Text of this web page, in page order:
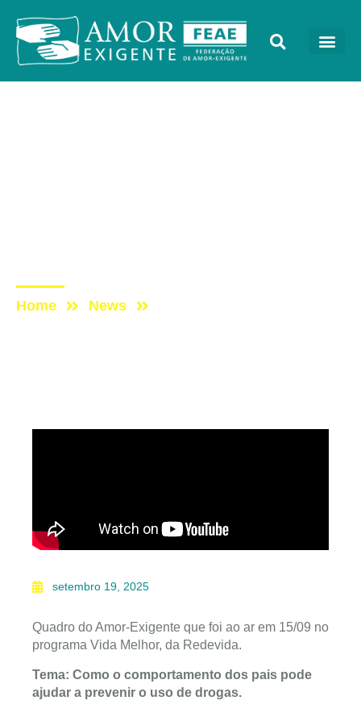
Home News
setembro 19, 2025
Quadro do Amor-Exigente que foi ao ar em 15/09 no
programa Vida Melhor, da Redevida.
Tema: Como o comportamento dos pais pode
ajudar a prevenir o uso de drogas.